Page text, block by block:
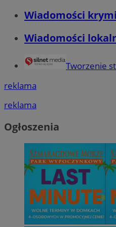
Wiadomości
Wiadomości
Tworzenie
reklama
reklama
Ogłoszenia